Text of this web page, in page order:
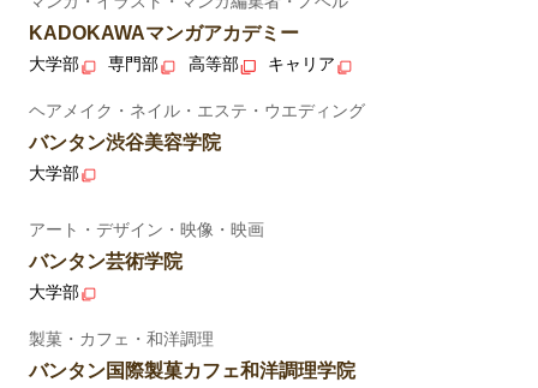
KADOKAWAマンガアカデミー
大学部 専門部 高等部 キャリア
ヘアメイク・ネイル・エステ・ウエディング
バンタン渋谷美容学院
大学部
アート・デザイン・映像・映画
バンタン芸術学院
大学部
製菓・カフェ・和洋調理
バンタン国際製菓カフェ和洋調理学院